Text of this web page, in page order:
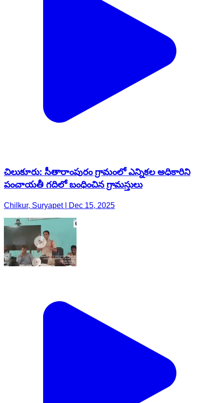
చిలుకూరు: సీతారాంపురం గ్రామంలో ఎన్నికల అధికారిని
పంచాయతీ గదిలో బంధించిన గ్రామస్తులు
Chilkur, Suryapet | Dec 15, 2025